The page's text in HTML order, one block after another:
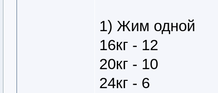
1) Жим одной
16кг - 12
20кг - 10
24кг - 6